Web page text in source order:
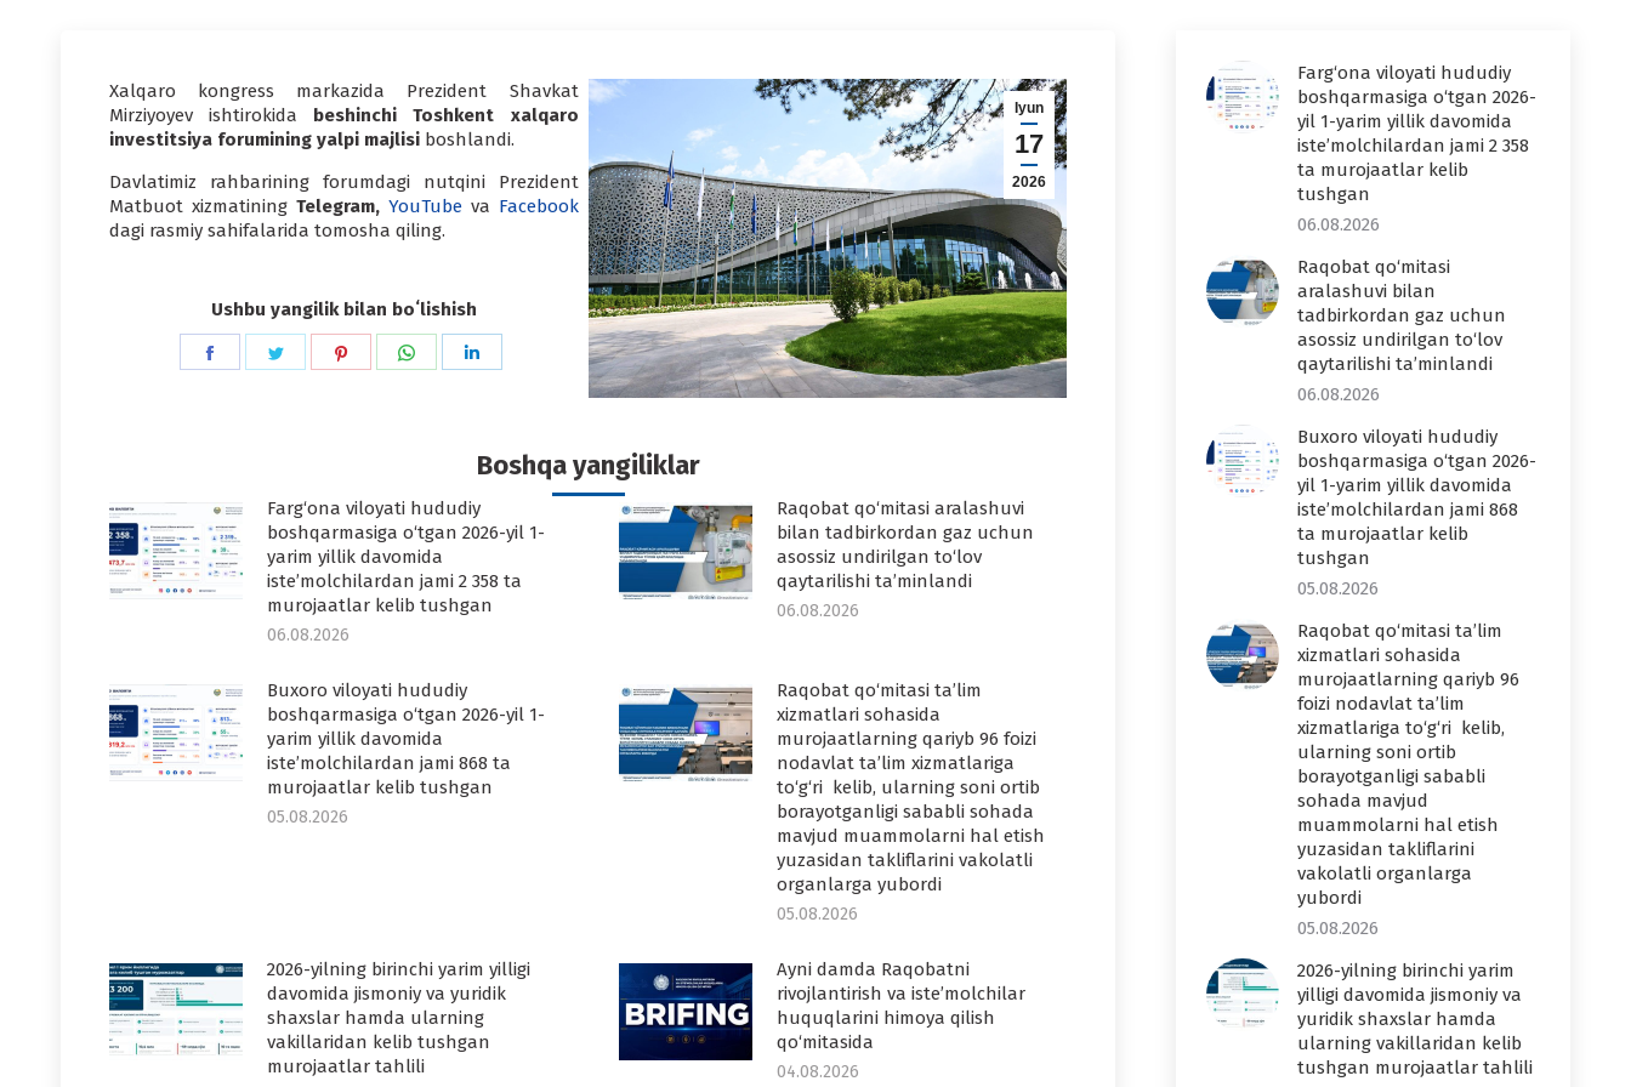
Iyun
17
2026
Xalqaro kongress markazida Prezident Shavkat
Mirziyoyev ishtirokida beshinchi
Toshkent xalqaro
investitsiya forumining yalpi majlisi boshlandi.
Davlatimiz rahbarining forumdagi nutqini Prezident
Matbuot xizmatining Telegram, YouTubeva Facebook
dagi rasmiy sahifalarida tomosha qiling.
Ushbu yangilik bilan boʻlishish
Share
Share
Share
Share
Boshqa yangiliklar
Farg‘ona viloyati hududiy
boshqarmasiga o‘tgan 2026-yil 1-
yarim yillik davomida
iste’molchilardan jami 2 358 ta
murojaatlar kelib tushgan
06.08.2026
Raqobat qo‘mitasi aralashuvi
bilan tadbirkordan gaz uchun
asossiz undirilgan to‘lov
qaytarilishi ta’minlandi
06.08.2026
Buxoro viloyati hududiy
boshqarmasiga o‘tgan 2026-yil 1-
yarim yillik davomida
iste’molchilardan jami 868 ta
murojaatlar kelib tushgan
05.08.2026
Raqobat qo‘mitasi ta’lim
xizmatlari sohasida
murojaatlarning qariyb 96 foizi
nodavlat ta’lim xizmatlariga
to‘g‘ri kelib, ularning soni ortib
borayotganligi sababli sohada
mavjud muammolarni hal etish
yuzasidan takliflarini vakolatli
organlarga yubordi
05.08.2026
2026-yilning birinchi yarim yilligi
davomida jismoniy va yuridik
shaxslar hamda ularning
vakillaridan kelib tushgan
murojaatlar tahlili
Ayni damda Raqobatni
rivojlantirish va iste’molchilar
huquqlarini himoya qilish
qo‘mitasida
04.08.2026
Farg‘ona viloyati hududiy
boshqarmasiga o‘tgan 2026-
yil 1-yarim yillik davomida
iste’molchilardan jami 2 358
ta murojaatlar kelib
tushgan
06.08.2026
Raqobat qo‘mitasi
aralashuvi bilan
tadbirkordan gaz uchun
asossiz undirilgan to‘lov
qaytarilishi ta’minlandi
06.08.2026
Buxoro viloyati hududiy
boshqarmasiga o‘tgan 2026-
yil 1-yarim yillik davomida
iste’molchilardan jami 868
ta murojaatlar kelib
tushgan
05.08.2026
Raqobat qo‘mitasi ta’lim
xizmatlari sohasida
murojaatlarning qariyb 96
foizi nodavlat ta’lim
xizmatlariga to‘g‘ri kelib,
ularning soni ortib
borayotganligi sababli
sohada mavjud
muammolarni hal etish
yuzasidan takliflarini
vakolatli organlarga
yubordi
05.08.2026
2026-yilning birinchi yarim
yilligi davomida jismoniy va
yuridik shaxslar hamda
ularning vakillaridan kelib
tushgan murojaatlar tahlili